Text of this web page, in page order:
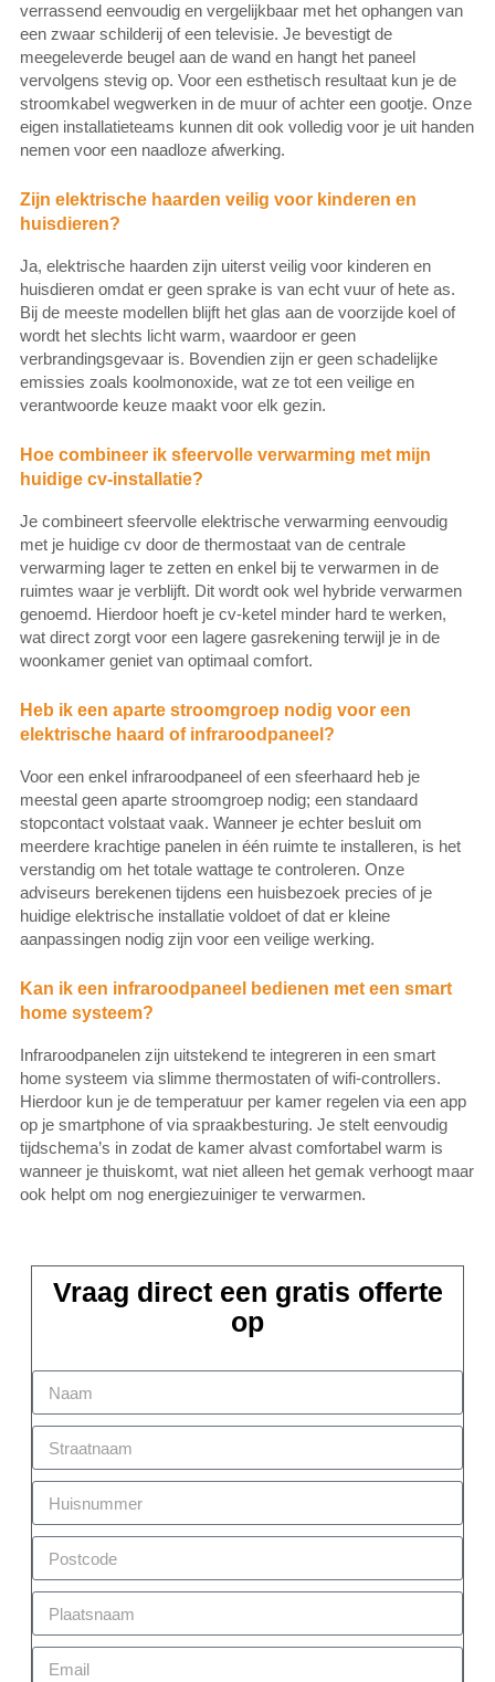
verrassend eenvoudig en vergelijkbaar met het ophangen van
een zwaar schilderij of een televisie. Je bevestigt de
meegeleverde beugel aan de wand en hangt het paneel
vervolgens stevig op. Voor een esthetisch resultaat kun je de
stroomkabel wegwerken in de muur of achter een gootje. Onze
eigen installatieteams kunnen dit ook volledig voor je uit handen
nemen voor een naadloze afwerking.
Zijn elektrische haarden veilig voor kinderen en
huisdieren?
Ja, elektrische haarden zijn uiterst veilig voor kinderen en
huisdieren omdat er geen sprake is van echt vuur of hete as.
Bij de meeste modellen blijft het glas aan de voorzijde koel of
wordt het slechts licht warm, waardoor er geen
verbrandingsgevaar is. Bovendien zijn er geen schadelijke
emissies zoals koolmonoxide, wat ze tot een veilige en
verantwoorde keuze maakt voor elk gezin.
Hoe combineer ik sfeervolle verwarming met mijn
huidige cv-installatie?
Je combineert sfeervolle elektrische verwarming eenvoudig
met je huidige cv door de thermostaat van de centrale
verwarming lager te zetten en enkel bij te verwarmen in de
ruimtes waar je verblijft. Dit wordt ook wel hybride verwarmen
genoemd. Hierdoor hoeft je cv-ketel minder hard te werken,
wat direct zorgt voor een lagere gasrekening terwijl je in de
woonkamer geniet van optimaal comfort.
Heb ik een aparte stroomgroep nodig voor een
elektrische haard of infraroodpaneel?
Voor een enkel infraroodpaneel of een sfeerhaard heb je
meestal geen aparte stroomgroep nodig; een standaard
stopcontact volstaat vaak. Wanneer je echter besluit om
meerdere krachtige panelen in één ruimte te installeren, is het
verstandig om het totale wattage te controleren. Onze
adviseurs berekenen tijdens een huisbezoek precies of je
huidige elektrische installatie voldoet of dat er kleine
aanpassingen nodig zijn voor een veilige werking.
Kan ik een infraroodpaneel bedienen met een smart
home systeem?
Infraroodpanelen zijn uitstekend te integreren in een smart
home systeem via slimme thermostaten of wifi-controllers.
Hierdoor kun je de temperatuur per kamer regelen via een app
op je smartphone of via spraakbesturing. Je stelt eenvoudig
tijdschema’s in zodat de kamer alvast comfortabel warm is
wanneer je thuiskomt, wat niet alleen het gemak verhoogt maar
ook helpt om nog energiezuiniger te verwarmen.
Vraag direct een gratis offerte
op